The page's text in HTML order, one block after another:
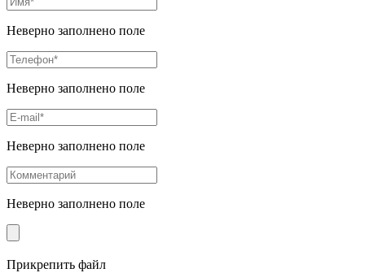
Неверно заполнено поле
Неверно заполнено поле
Неверно заполнено поле
Неверно заполнено поле
Прикрепить файл